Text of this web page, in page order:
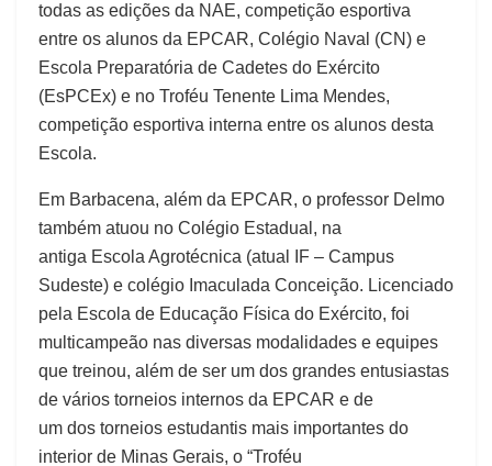
todas as edições da NAE, competição esportiva
entre os alunos da EPCAR, Colégio Naval (CN) e
Escola Preparatória de Cadetes do Exército
(EsPCEx) e no Troféu Tenente Lima Mendes,
competição esportiva interna entre os alunos desta
Escola.
Em Barbacena, além da EPCAR, o professor Delmo
também atuou no Colégio Estadual, na
antiga Escola Agrotécnica (atual IF – Campus
Sudeste) e colégio Imaculada Conceição. Licenciado
pela Escola de Educação Física do Exército, foi
multicampeão nas diversas modalidades e equipes
que treinou, além de ser um dos grandes entusiastas
de vários torneios internos da EPCAR e de
um dos torneios estudantis mais importantes do
interior de Minas Gerais, o “Troféu